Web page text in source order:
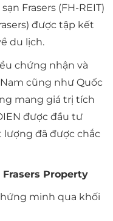
Frasers (FH-REIT)
được tập kết
du lịch.
chứng nhận và
cũng như Quốc
mang giá trị tích
được đầu tư
lượng đã được chắc
Property
minh qua khối